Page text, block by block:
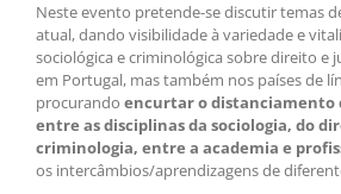
Neste evento pretende-se discutir temas
atual, dando visibilidade à variedade e
sociológica e criminológica sobre direito e
em Portugal, mas também nos países de
procurando encurtar o distanciamento
entre as disciplinas da sociologia, do
criminologia, entre a academia e
os intercâmbios/aprendizagens de